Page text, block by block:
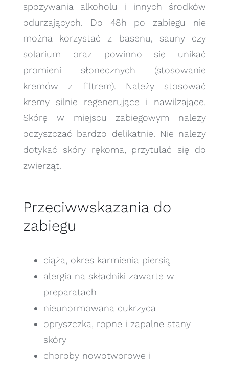
spożywania alkoholu i innych środków
odurzających. Do 48h po zabiegu nie
można korzystać z basenu, sauny czy
solarium oraz powinno się unikać
promieni słonecznych (stosowanie
kremów z filtrem). Należy stosować
kremy silnie regenerujące i nawilżające.
Skórę w miejscu zabiegowym należy
oczyszczać bardzo delikatnie. Nie należy
dotykać skóry rękoma, przytulać się do
zwierząt.
Przeciwwskazania do
zabiegu
ciąża, okres karmienia piersią
alergia na składniki zawarte w
preparatach
nieunormowana cukrzyca
opryszczka, ropne i zapalne stany
skóry
choroby nowotworowe i